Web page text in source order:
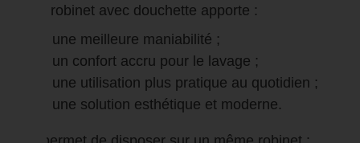
Le robinet avec douchette apporte :
une meilleure maniabilité ;
un confort accru pour le lavage ;
une utilisation plus pratique au quotidien ;
une solution esthétique et moderne.